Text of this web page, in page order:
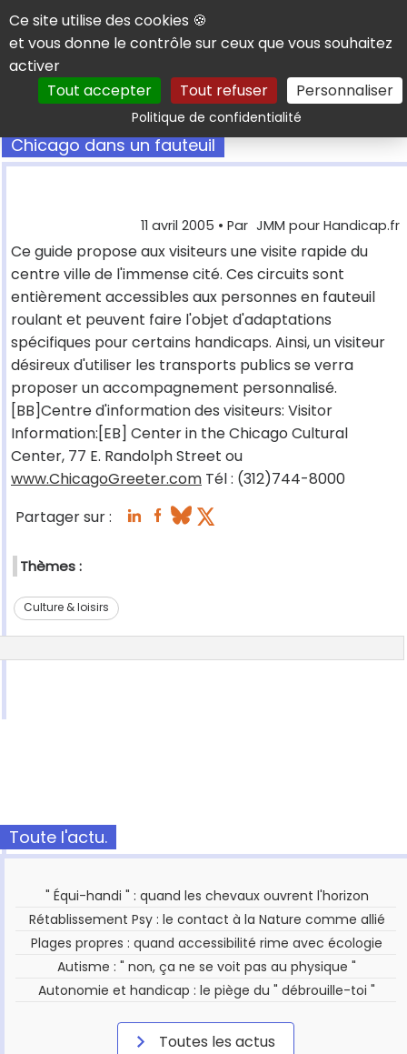
Panneau de gestion des cookies
Ce site utilise des cookies 🍪
et vous donne le contrôle sur ceux que vous souhaitez
activer
Tout accepter
Tout refuser Personnaliser
Politique de confidentialitéRechercher
Chicago dans un fauteuil
11 avril 2005 • Par JMM pour Handicap.fr
Ce guide propose aux visiteurs une visite rapide du
centre ville de l'immense cité. Ces circuits sont
entièrement accessibles aux personnes en fauteuil
roulant et peuvent faire l'objet d'adaptations
spécifiques pour certains handicaps. Ainsi, un visiteur
désireux d'utiliser les transports publics se verra
proposer un accompagnement personnalisé.
[BB]Centre d'information des visiteurs: Visitor
Information:[EB] Center in the Chicago Cultural
Center, 77 E. Randolph Street ou
www.ChicagoGreeter.com Tél : (312)744-8000
Partager sur :
Thèmes :
Culture & loisirs
Toute l'actu.
" Équi-handi " : quand les chevaux ouvrent l'horizon
Rétablissement Psy : le contact à la Nature comme allié
Plages propres : quand accessibilité rime avec écologie
Autisme : " non, ça ne se voit pas au physique "
Autonomie et handicap : le piège du " débrouille-toi "
Toutes les actus